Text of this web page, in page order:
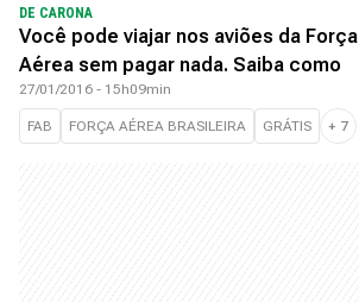
DE CARONA
Você pode viajar nos aviões da Força
Aérea sem pagar nada. Saiba como
27/01/2016 - 15h09min
FAB FORÇA AÉREA BRASILEIRA GRÁTIS + 7